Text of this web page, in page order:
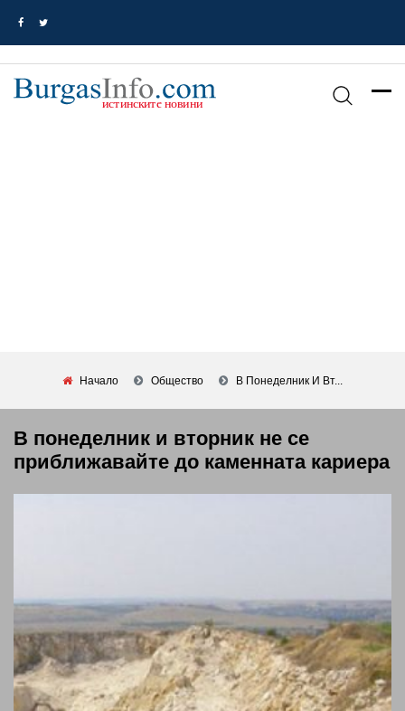
Начало Общество В Понеделник И Вт...
В понеделник и вторник не се
приближавайте до каменната кариера